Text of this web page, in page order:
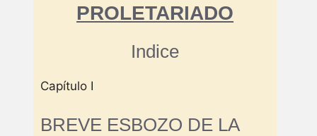
PROLETARIADO
Indice
Capítulo I
BREVE ESBOZO DE LA